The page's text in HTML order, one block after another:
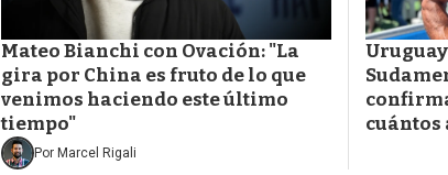
Mateo Bianchi con Ovación: "La
gira por China es fruto de lo que
venimos haciendo este último
tiempo"
Por Marcel Rigali
cuántos